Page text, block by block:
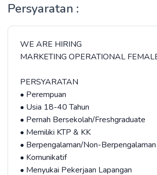
Persyaratan :
WE ARE HIRING
MARKETING OPERATIONAL
PERSYARATAN
• Perempuan
• Usia 18-40 Tahun
• Pernah Bersekolah/Freshgraduate
• Memiliki KTP & KK
• Berpengalaman/Non-Berpengalaman
• Komunikatif
• Menyukai Pekerjaan Lapangan